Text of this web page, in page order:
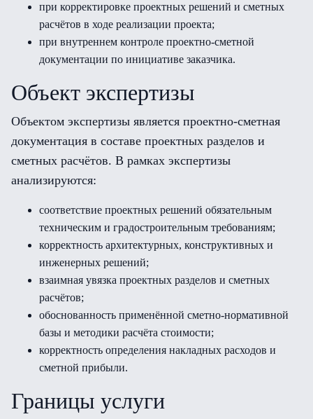
при корректировке проектных решений и сметных
расчётов в ходе реализации проекта;
при внутреннем контроле проектно-сметной
документации по инициативе заказчика.
Объект экспертизы
Объектом экспертизы является проектно-сметная
документация в составе проектных разделов и
сметных расчётов. В рамках экспертизы
анализируются:
соответствие проектных решений обязательным
техническим и градостроительным требованиям;
корректность архитектурных, конструктивных и
инженерных решений;
взаимная увязка проектных разделов и сметных
расчётов;
обоснованность применённой сметно-нормативной
базы и методики расчёта стоимости;
корректность определения накладных расходов и
сметной прибыли.
Границы услуги